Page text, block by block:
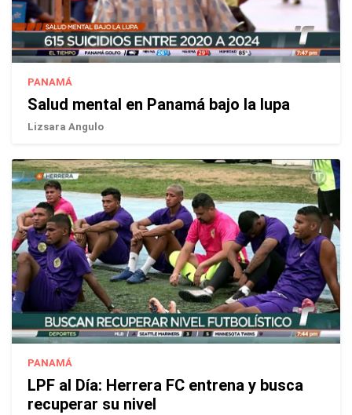
PANAMÁ
Salud mental en Panamá bajo la lupa
Lizsara Angulo
PANAMÁ
LPF al Día: Herrera FC entrena y busca
recuperar su nivel